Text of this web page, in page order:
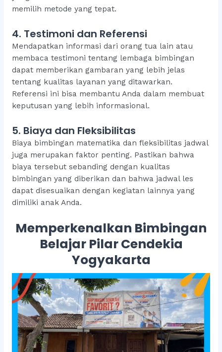
memilih metode yang tepat.
4. Testimoni dan Referensi
Mendapatkan informasi dari orang tua lain atau
membaca testimoni tentang lembaga bimbingan
dapat memberikan gambaran yang lebih jelas
tentang kualitas layanan yang ditawarkan.
Referensi ini bisa membantu Anda dalam membuat
keputusan yang lebih informasional.
5. Biaya dan Fleksibilitas
Biaya bimbingan matematika dan fleksibilitas jadwal
juga merupakan faktor penting. Pastikan bahwa
biaya tersebut sebanding dengan kualitas
bimbingan yang diberikan dan bahwa jadwal les
dapat disesuaikan dengan kegiatan lainnya yang
dimiliki anak Anda.
Memperkenalkan Bimbingan
Belajar Pilar Cendekia
Yogyakarta